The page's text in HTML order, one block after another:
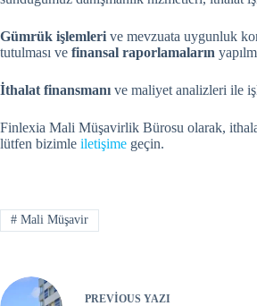
Gümrük işlemleri ve mevzuata uygunluk
tutulması ve finansal raporlamaların
İthalat finansmanı ve maliyet analizleri ile
Finlexia Mali Müşavirlik Bürosu olarak,
lütfen bizimle iletişime geçin.
#Mali Müşavir
PREVIOUS YAZI